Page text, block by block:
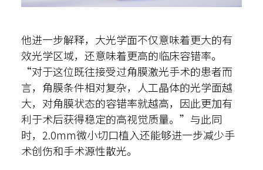
他进一步解释，大光学面不仅意味着更大的有
效光学区域，还意味着更高的临床容错率。
“对于这位既往接受过角膜激光手术的患者而
言，角膜条件相对复杂，人工晶体的光学面越
大，对角膜状态的容错率就越高，因此更加有
利于术后获得稳定的高视觉质量。”与此同
时，2.0mm微小切口植入还能够进一步减少手
术创伤和手术源性散光。